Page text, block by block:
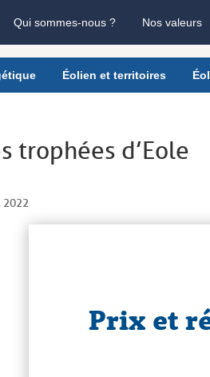
Qui sommes-nous ? Nos valeurs
Éolien et territoires
trophées d’Eole
2022
Prix et